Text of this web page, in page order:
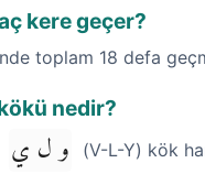
kere geçer?
toplam 18 defa
nedir?
و ل ي (V-L-Y) kök